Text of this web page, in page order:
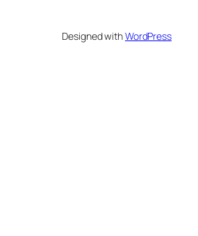
Designed withWordPress